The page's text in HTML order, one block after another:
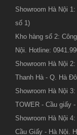
Showroom Hà Nội
số 1)
Kho hàng số 2:
Nội. Hotline:
Showroom Hà Nội
Thanh Hà - Q. Hà
Showroom Hà Nội
TOWER - Cầu giấy
Showroom Hà Nội
Cầu Giấy - Hà Nội.